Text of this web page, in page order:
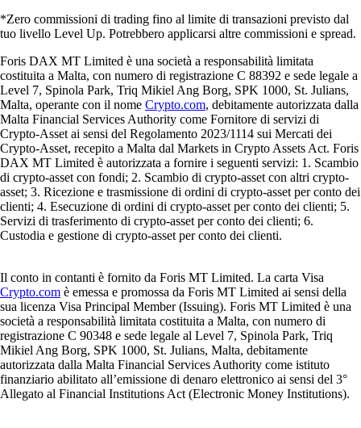
*Zero commissioni di trading fino al limite di transazioni previsto dal
tuo livello Level Up. Potrebbero applicarsi altre commissioni e spread.
Foris DAX MT Limited è una società a responsabilità limitata
costituita a Malta, con numero di registrazione C 88392 e sede legale a
Level 7, Spinola Park, Triq Mikiel Ang Borg, SPK 1000, St. Julians,
Malta, operante con il nome Crypto.com, debitamente autorizzata dalla
Malta Financial Services Authority come Fornitore di servizi di
Crypto-Asset ai sensi del Regolamento 2023/1114 sui Mercati dei
Crypto-Asset, recepito a Malta dal Markets in Crypto Assets Act. Foris
DAX MT Limited è autorizzata a fornire i seguenti servizi: 1. Scambio
di crypto-asset con fondi; 2. Scambio di crypto-asset con altri crypto-
asset; 3. Ricezione e trasmissione di ordini di crypto-asset per conto dei
clienti; 4. Esecuzione di ordini di crypto-asset per conto dei clienti; 5.
Servizi di trasferimento di crypto-asset per conto dei clienti; 6.
Custodia e gestione di crypto-asset per conto dei clienti.
Il conto in contanti è fornito da Foris MT Limited. La carta Visa
Crypto.com è emessa e promossa da Foris MT Limited ai sensi della
sua licenza Visa Principal Member (Issuing). Foris MT Limited è una
società a responsabilità limitata costituita a Malta, con numero di
registrazione C 90348 e sede legale al Level 7, Spinola Park, Triq
Mikiel Ang Borg, SPK 1000, St. Julians, Malta, debitamente
autorizzata dalla Malta Financial Services Authority come istituto
finanziario abilitato all’emissione di denaro elettronico ai sensi del 3°
Allegato al Financial Institutions Act (Electronic Money Institutions).